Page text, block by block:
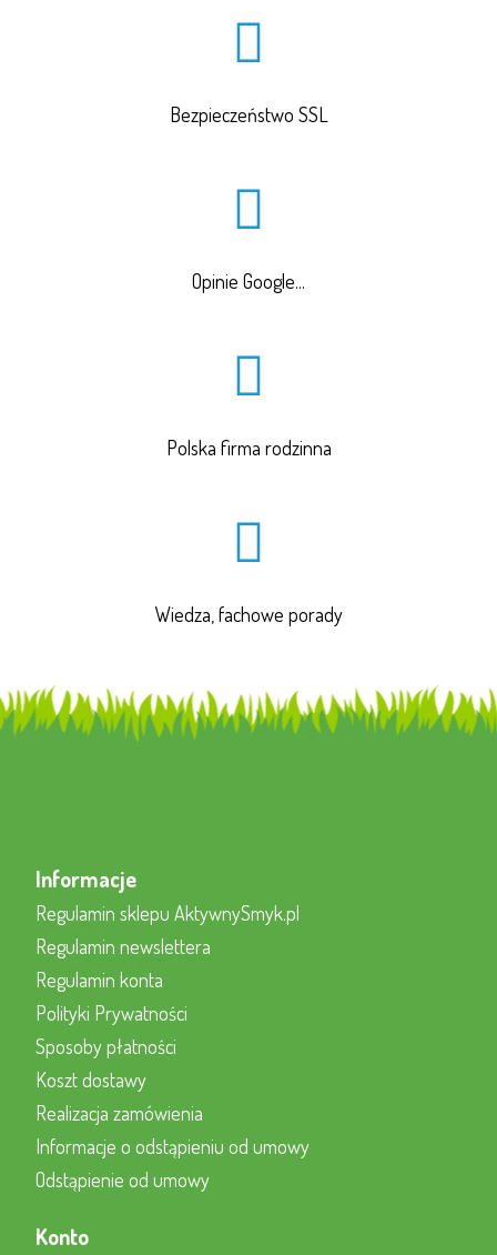
Bezpieczeństwo SSL
Opinie Google...
Polska firma rodzinna
Wiedza, fachowe porady
Informacje
Regulamin sklepu AktywnySmyk.pl
Regulamin newslettera
Regulamin konta
Polityki Prywatności
Sposoby płatności
Koszt dostawy
Realizacja zamówienia
Informacje o odstąpieniu od umowy
Odstąpienie od umowy
Konto